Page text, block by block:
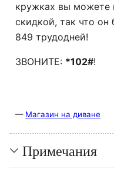
кружках вы можете
скидкой, так что он
849 трудодней!
ЗВОНИТЕ: *102#!
— Магазин на диване
Примечания